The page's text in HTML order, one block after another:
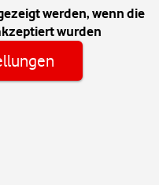
werden, wenn die
wurden